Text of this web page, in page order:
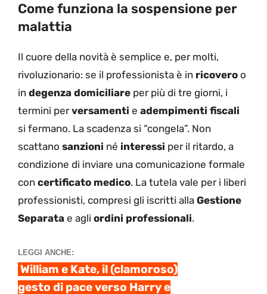
Come funziona la sospensione per
malattia
Il cuore della novità è semplice e, per molti,
rivoluzionario: se il professionista è in ricovero o
in degenza domiciliare per più di tre giorni, i
termini perversamenti e adempimenti fiscali
si fermano. La scadenza si “congela”. Non
scattano sanzioni né interessi per il ritardo, a
condizione di inviare una comunicazione formale
con certificato medico. La tutela vale per i liberi
professionisti, compresi gli iscritti alla Gestione
Separata e agli ordini professionali.
LEGGI ANCHE:
William e Kate, il (clamoroso)
gesto di pace verso Harry e